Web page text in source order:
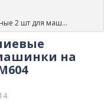
E18 (M604 запчасти Himoto)
на